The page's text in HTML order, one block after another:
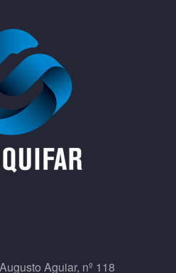
Aguiar, nº 118